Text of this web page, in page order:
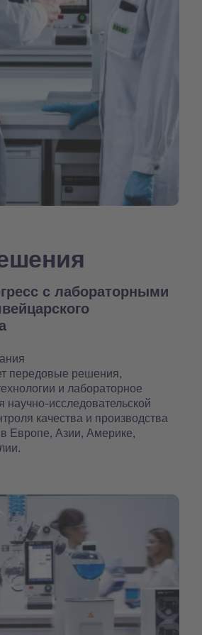
с лабораторными
передовые решения,
и лабораторное
научно-исследовательской
качества и производства
Европе, Азии, Америке,